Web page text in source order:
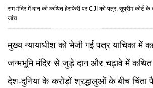
राम मंदिर में दान की कथित हेराफेरी पर CJI को पत्र, सुप्रीम कोर्ट के
जांच
मुख्य न्यायाधीश को भेजी गई पत्र याचिका में
जन्मभूमि मंदिर से जुड़े दान और चढ़ावे में
देश-दुनिया के करोड़ों श्रद्धालुओं के बीच चिंता